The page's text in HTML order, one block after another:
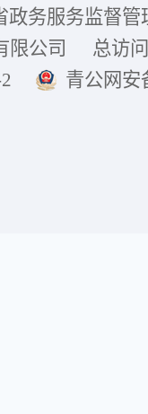
政务服务监督管
限公司
总访
青公网安